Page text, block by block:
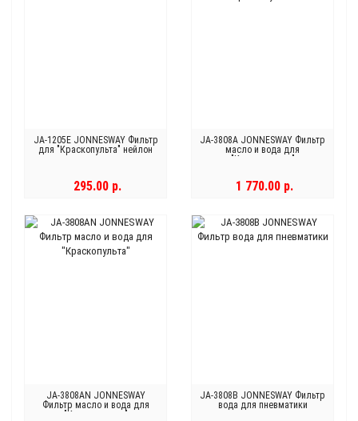
JA-1205E JONNESWAY Фильтр
для "Краскопульта" нейлон
295.00 р.
JA-3808A JONNESWAY Фильтр
масло и вода для
"Краскопульта"
1 770.00 р.
JA-3808AN JONNESWAY
Фильтр масло и вода для
"Краскопульта"
JA-3808B JONNESWAY Фильтр
вода для пневматики